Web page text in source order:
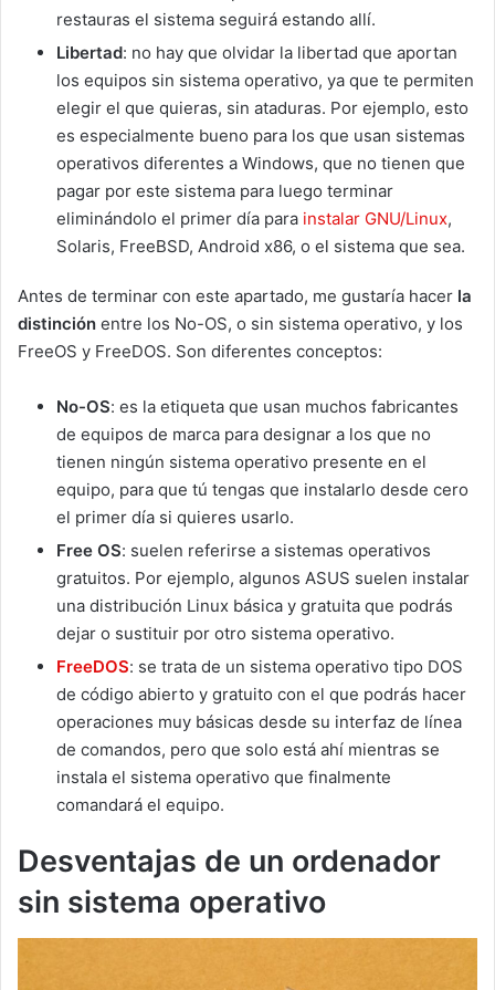
restauras el sistema seguirá estando allí.
Libertad: no hay que olvidar la libertad que aportan
los equipos sin sistema operativo, ya que te permiten
elegir el que quieras, sin ataduras. Por ejemplo, esto
es especialmente bueno para los que usan sistemas
operativos diferentes a Windows, que no tienen que
pagar por este sistema para luego terminar
eliminándolo el primer día para instalar GNU/Linux,
Solaris, FreeBSD, Android x86, o el sistema que sea.
Antes de terminar con este apartado, me gustaría hacer la
distinción entre los No-OS, o sin sistema operativo, y los
FreeOS y FreeDOS. Son diferentes conceptos:
No-OS: es la etiqueta que usan muchos fabricantes
de equipos de marca para designar a los que no
tienen ningún sistema operativo presente en el
equipo, para que tú tengas que instalarlo desde cero
el primer día si quieres usarlo.
Free OS: suelen referirse a sistemas operativos
gratuitos. Por ejemplo, algunos ASUS suelen instalar
una distribución Linux básica y gratuita que podrás
dejar o sustituir por otro sistema operativo.
FreeDOS: se trata de un sistema operativo tipo DOS
de código abierto y gratuito con el que podrás hacer
operaciones muy básicas desde su interfaz de línea
de comandos, pero que solo está ahí mientras se
instala el sistema operativo que finalmente
comandará el equipo.
Desventajas de un ordenador
sin sistema operativo